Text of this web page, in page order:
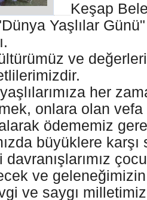
Keşap
Yaşlılar
ve
her
onlara olan
alarak ödememiz
büyüklere karşı
ve geleneğimizin
ve saygı